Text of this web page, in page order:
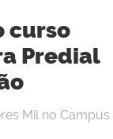
curso
Predial
Mil no Campus